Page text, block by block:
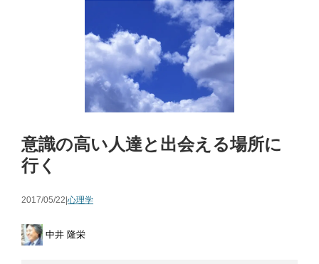
意識の高い人達と出会える場所に
行く
2017/05/22|心理学
中井 隆栄